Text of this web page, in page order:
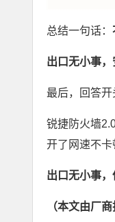
总结一句话：
出口无小事
最后，回答开
锐捷防火墙
开了网速不卡
出口无小事，
（本文由厂商